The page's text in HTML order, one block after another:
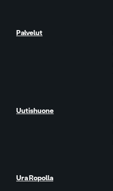
Palvelut
Uutishuone
Ura Ropolla